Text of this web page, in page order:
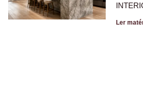
Ler